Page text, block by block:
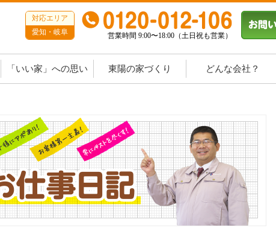
対応エリア
愛知・岐阜
営業時間 9:00〜18:00（土日祝も営業）
「いい家」への思い 東陽の家づくり どんな会社？